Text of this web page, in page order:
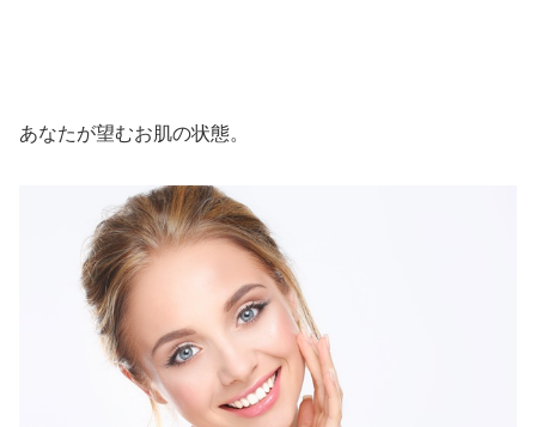
あなたが望むお肌の状態。